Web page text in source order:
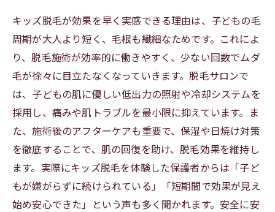
キッズ脱毛が効果を早く実感できる理由は、子どもの毛
周期が大人より短く、毛根も繊細なためです。これによ
り、脱毛施術が効率的に働きやすく、少ない回数でムダ
毛が徐々に目立たなくなっていきます。脱毛サロンで
は、子どもの肌に優しい低出力の照射や冷却システムを
採用し、痛みや肌トラブルを最小限に抑えています。ま
た、施術後のアフターケアも重要で、保湿や日焼け対策
を徹底することで、肌の回復を助け、脱毛効果を維持し
ます。実際にキッズ脱毛を体験した保護者からは「子ど
もが嫌がらずに続けられている」「短期間で効果が見え
始め安心できた」という声も多く聞かれます。安全に安